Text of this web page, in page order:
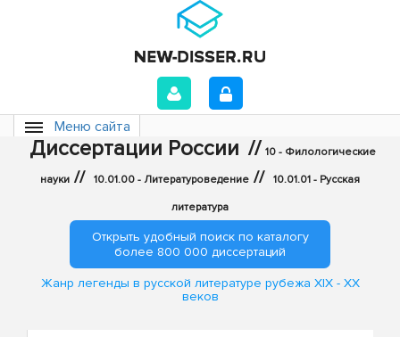
Меню сайта
Диссертации России // 10 - Филологические
науки // 10.01.00 - Литературоведение // 10.01.01 - Русская
литература
Открыть удобный поиск по каталогу
более 800 000 диссертаций
Жанр легенды в русской литературе рубежа XIX - XX
веков